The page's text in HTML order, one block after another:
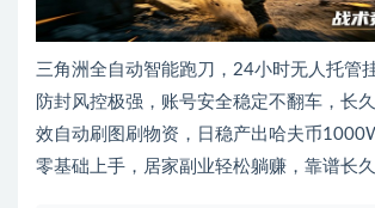
三角洲全自动智能跑刀，24小时无人托管
防封风控极强，账号安全稳定不翻车，长
效自动刷图刷物资，日稳产出哈夫币
零基础上手，居家副业轻松躺赚，靠谱长久